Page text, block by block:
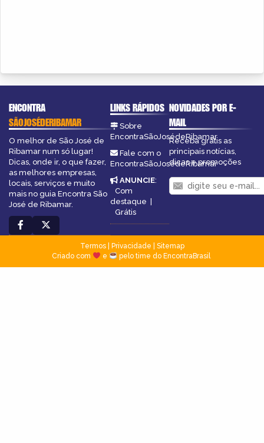
ENCONTRA
SÃOJOSÉDERIBAMAR
O melhor de São José de
Ribamar num só lugar!
Dicas, onde ir, o que fazer,
as melhores empresas,
locais, serviços e muito
mais no guia Encontra São
José de Ribamar.
LINKS RÁPIDOS
Sobre
EncontraSãoJosédeRibamar
Fale com o
EncontraSãoJosédeRibamar
ANUNCIE:
Com
destaque |
Grátis
NOVIDADES POR E-
MAIL
Receba grátis as
principais notícias,
dicas e promoções
Termos| Privacidade
Sitemap
Criado com
e pelo time do EncontraBrasil